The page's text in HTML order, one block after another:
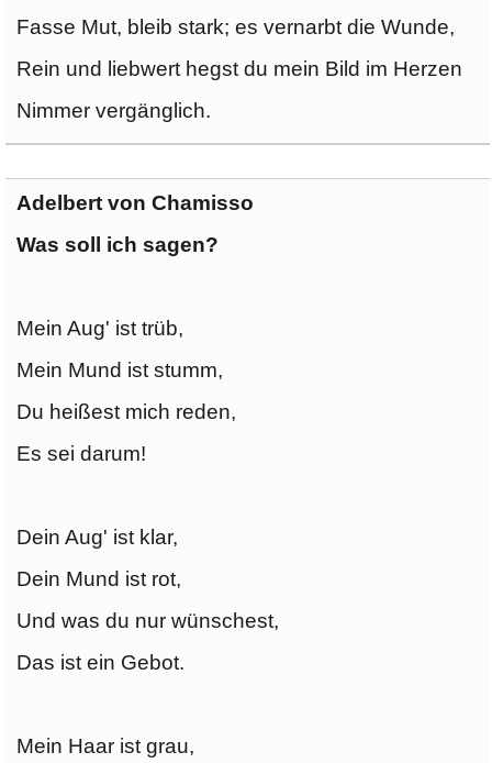
Fasse Mut, bleib stark; es vernarbt die Wunde,
Rein und liebwert hegst du mein Bild im Herzen
Nimmer vergänglich.
Adelbert von Chamisso
Was soll ich sagen?
Mein Aug' ist trüb,
Mein Mund ist stumm,
Du heißest mich reden,
Es sei darum!
Dein Aug' ist klar,
Dein Mund ist rot,
Und was du nur wünschest,
Das ist ein Gebot.
Mein Haar ist grau,